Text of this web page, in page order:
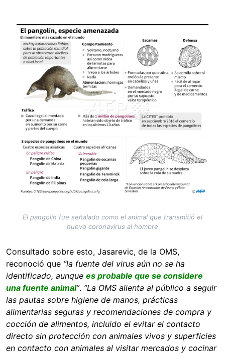
Image
El pangolín fue señalado como el animal que transmitió el
nuevo coronavirus al hombre
Consultado sobre esto, Jasarevic, de la OMS,
reconoció que “la fuente del virus aún no se ha
identificado, aunque es probable que se considere
una fuente animal”. “La OMS alienta al público a seguir
las pautas sobre higiene de manos, prácticas
alimentarias seguras y recomendaciones de compra y
cocción de alimentos, incluido el evitar el contacto
directo sin protección con animales vivos y superficies
en contacto con animales al visitar mercados y cocinar